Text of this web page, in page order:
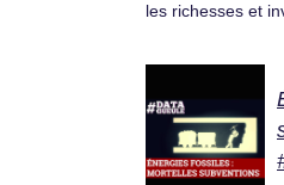
les richesses et